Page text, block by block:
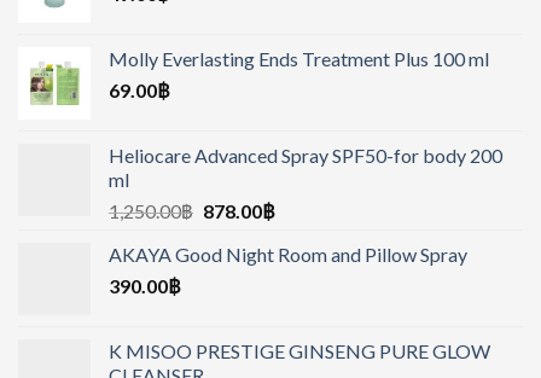
Molly Everlasting Ends Treatment Plus 100 ml
69.00฿
Heliocare Advanced Spray SPF50-for body 200
ml
1,250.00฿ 878.00฿
AKAYA Good Night Room and Pillow Spray
390.00฿
K MISOO PRESTIGE GINSENG PURE GLOW